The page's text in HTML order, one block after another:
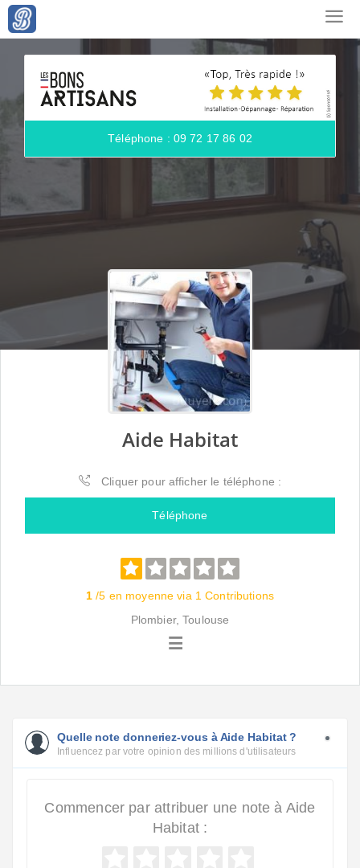
Téléphone : 09 72 17 86 02
Aide Habitat
Cliquer pour afficher le téléphone :
Téléphone
1 /5 en moyenne via 1 Contributions
Plombier, Toulouse
Quelle note donneriez-vous à Aide Habitat ?
Influencez par votre opinion des millions d'utilisateurs
Commencer par attribuer une note à Aide
Habitat :